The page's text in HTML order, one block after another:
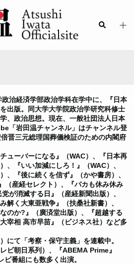
治経済学部政治学科在学中に、『日本
出版。同大学大学院政治学研究科修士
、政治思想。現在、一般社団法人日本
「岩田温チャンネル」はチャンネル登
晋三元総理国葬儀検証のための内閣府
ューバーになる』（WAC）、『日本再
、『いい加減にしろ！』（WAC）、
、『後に続くを信ず』（かや書房）、
（産経セレクト）、『バカも休み休み
が消滅する日』（産経新聞出版）、
解く大東亜戦争』（扶桑社新書）、
のか?』（廣済堂出版）、『超越する
宰相 高市早苗』（ビジネス社）など多
にて「考察・保守主義」を連載中。
ビ朝日系列）、『ABEMA Prime』
ビ番組にも数多く出演。